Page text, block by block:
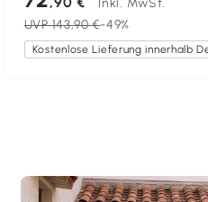
Grau
UVP143,90 €-49%